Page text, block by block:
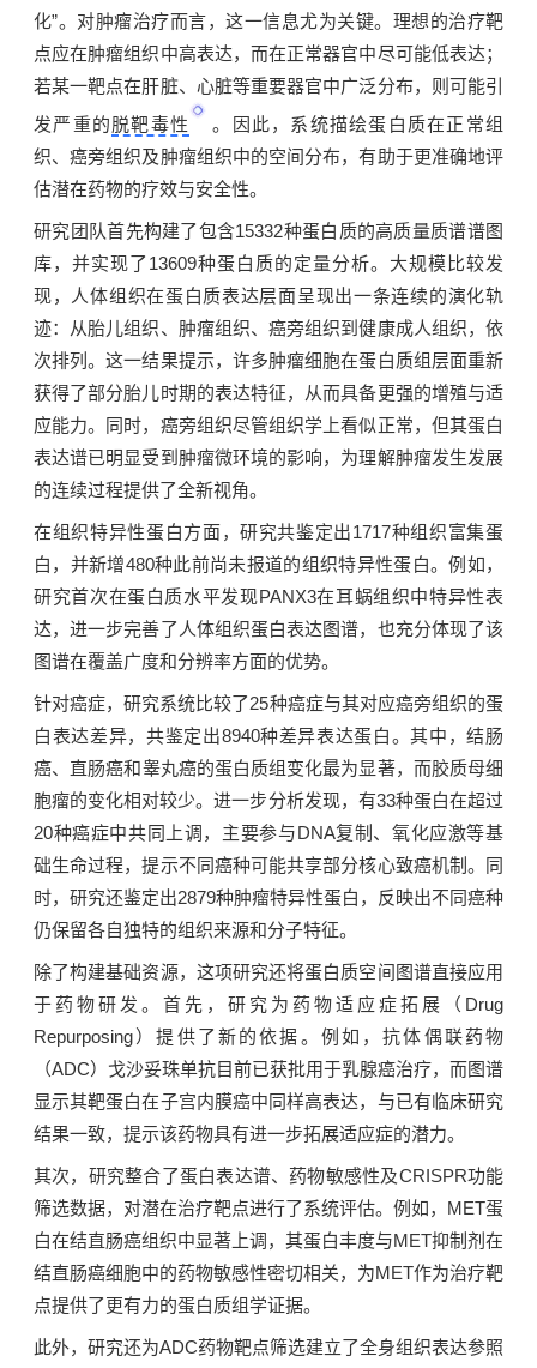
化”。对肿瘤治疗而言，这一信息尤为关键。理想的治疗靶
点应在肿瘤组织中高表达，而在正常器官中尽可能低表达；
若某一靶点在肝脏、心脏等重要器官中广泛分布，则可能引
发严重的脱靶毒性
。因此，系统描绘蛋白质在正常组
织、癌旁组织及肿瘤组织中的空间分布，有助于更准确地评
估潜在药物的疗效与安全性。
研究团队首先构建了包含15332种蛋白质的高质量质谱谱图
库，并实现了13609种蛋白质的定量分析。大规模比较发
现，人体组织在蛋白质表达层面呈现出一条连续的演化轨
迹：从胎儿组织、肿瘤组织、癌旁组织到健康成人组织，依
次排列。这一结果提示，许多肿瘤细胞在蛋白质组层面重新
获得了部分胎儿时期的表达特征，从而具备更强的增殖与适
应能力。同时，癌旁组织尽管组织学上看似正常，但其蛋白
表达谱已明显受到肿瘤微环境的影响，为理解肿瘤发生发展
的连续过程提供了全新视角。
在组织特异性蛋白方面，研究共鉴定出1717种组织富集蛋
白，并新增480种此前尚未报道的组织特异性蛋白。例如，
研究首次在蛋白质水平发现PANX3在耳蜗组织中特异性表
达，进一步完善了人体组织蛋白表达图谱，也充分体现了该
图谱在覆盖广度和分辨率方面的优势。
针对癌症，研究系统比较了25种癌症与其对应癌旁组织的蛋
白表达差异，共鉴定出8940种差异表达蛋白。其中，结肠
癌、 直肠癌和睾丸癌的蛋白质组变化最为显著，而胶质母细
胞瘤的变化相对较少。进一步分析发现，有33种蛋白在超过
20种癌症中共同上调，主要参与DNA复制、氧化应激等基
础生命过程，提示不同癌种可能共享部分核心致癌机制。同
时，研究还鉴定出2879种肿瘤特异性蛋白，反映出不同癌种
仍保留各自独特的组织来源和分子特征。
除了构建基础资源，这项研究还将蛋白质空间图谱直接应用
于药物研发。首先，研究为药物适应症拓展（Drug
Repurposing）提供了新的依据。例如，抗体偶联药物
（ADC）戈沙妥珠单抗目前已获批用于乳腺癌治疗，而图谱
显示其靶蛋白在子宫内膜癌中同样高表达，与已有临床研究
结果一致，提示该药物具有进一步拓展适应症的潜力。
其次，研究整合了蛋白表达谱、药物敏感性及CRISPR功能
筛选数据，对潜在治疗靶点进行了系统评估。例如，MET蛋
白在结直肠癌组织中显著上调，其蛋白丰度与MET抑制剂在
结直肠癌细胞中的药物敏感性密切相关，为MET作为治疗靶
点提供了更有力的蛋白质组学证据。
此外，研究还为ADC药物靶点筛选建立了全身组织表达参照